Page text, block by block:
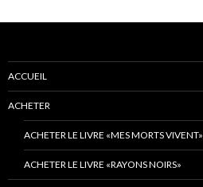
ACCUEIL
ACHETER
ACHETER LE LIVRE «MES MORTS VIVENT»
ACHETER LE LIVRE «RAYONS NOIRS»